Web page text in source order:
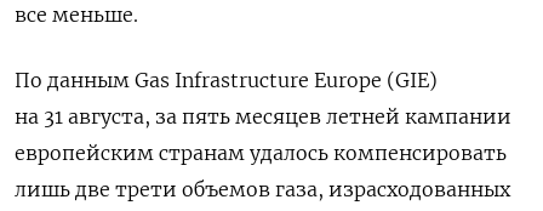
все меньше.
По данным Gas Infrastructure Europe (GIE)
на 31 августа, за пять месяцев летней кампании
европейским странам удалось компенсировать
лишь две трети объемов газа, израсходованных